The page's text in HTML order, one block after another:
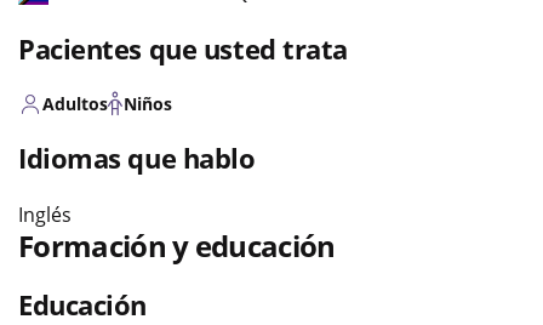
Pacientes que usted trata
Adultos Niños
Idiomas que hablo
Inglés
Formación y educación
Educación